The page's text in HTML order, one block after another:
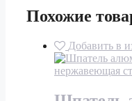
Похожие
Добавить в